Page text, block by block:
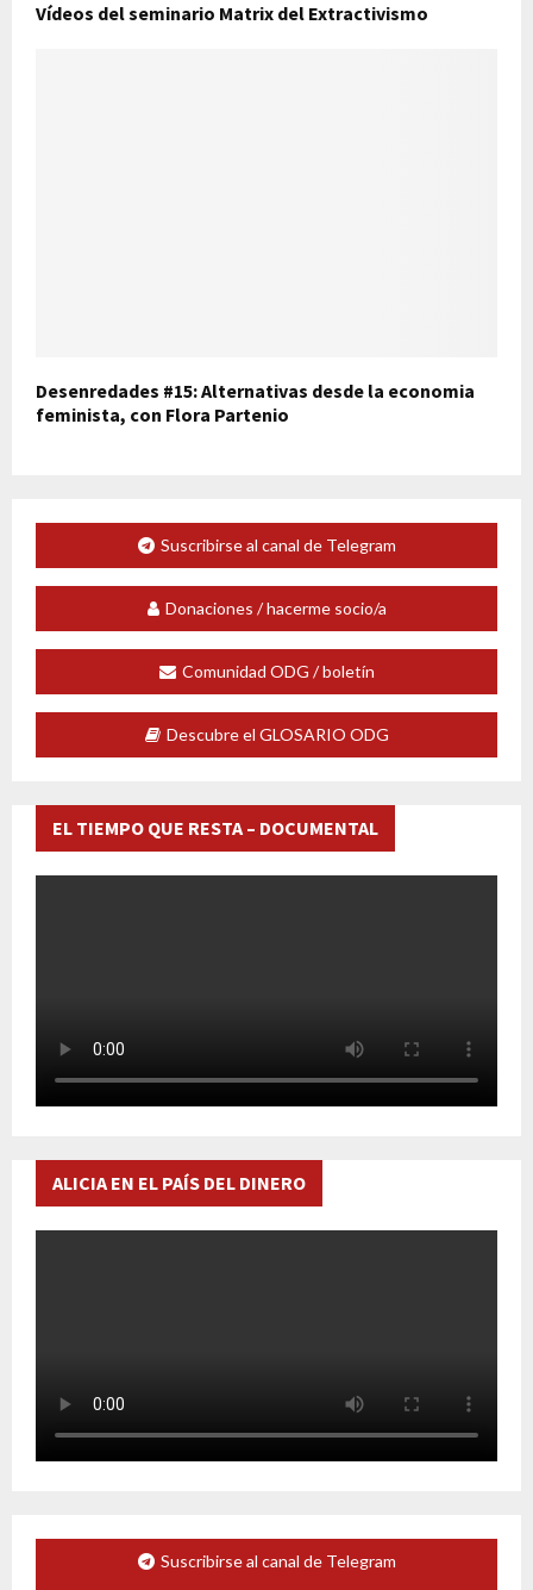
Vídeos del seminario Matrix del Extractivismo
Desenredades #15: Alternativas desde la economia
feminista, con Flora Partenio
Suscribirse al canal de Telegram
Donaciones / hacerme socio/a
Comunidad ODG / boletín
Descubre el GLOSARIO ODG
EL TIEMPO QUE RESTA – DOCUMENTAL
ALICIA EN EL PAÍS DEL DINERO
Suscribirse al canal de Telegram